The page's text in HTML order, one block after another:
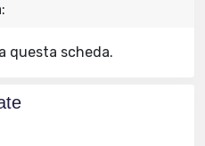
questa scheda.